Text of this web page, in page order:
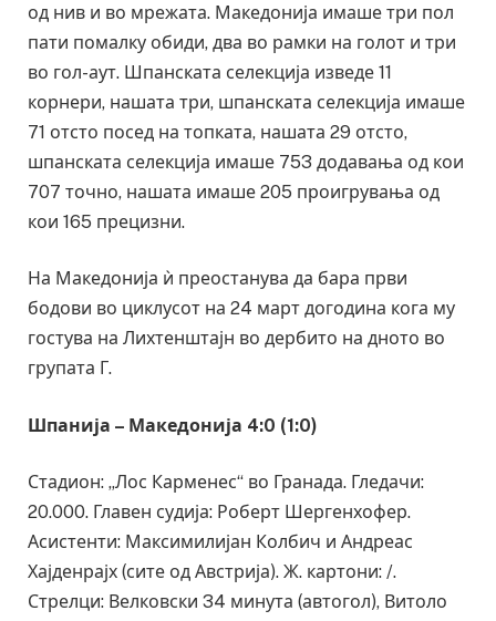
од нив и во мрежата. Македонија имаше три пол
пати помалку обиди, два во рамки на голот и три
во гол-аут. Шпанската селекција изведе 11
корнери, нашата три, шпанската селекција имаше
71 отсто посед на топката, нашата 29 отсто,
шпанската селекција имаше 753 додавања од кои
707 точно, нашата имаше 205 проигрувања од
кои 165 прецизни.
На Македонија ѝ преостанува да бара први
бодови во циклусот на 24 март догодина кога му
гостува на Лихтенштајн во дербито на дното во
групата Г.
Шпанија – Македонија 4:0 (1:0)
Стадион: „Лос Карменес“ во Гранада. Гледачи:
20.000. Главен судија: Роберт Шергенхофер.
Асистенти: Максимилијан Колбич и Андреас
Хајденрајх (сите од Австрија). Ж. картони: /.
Стрелци: Велковски 34 минута (автогол), Витоло